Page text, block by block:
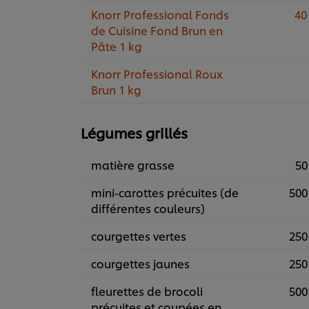
Knorr Professional Fonds
de Cuisine Fond Brun en
Pâte 1 kg
Knorr Professional Roux
Brun 1 kg
Légumes grillés
matière grasse
mini-carottes précuites (de
différentes couleurs)
courgettes vertes
courgettes jaunes
fleurettes de brocoli